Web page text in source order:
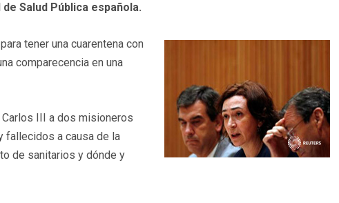
Salud Pública española.
tener una cuarentena con
comparecencia en una
III a dos misioneros
fallecidos a causa de la
de sanitarios y dónde y